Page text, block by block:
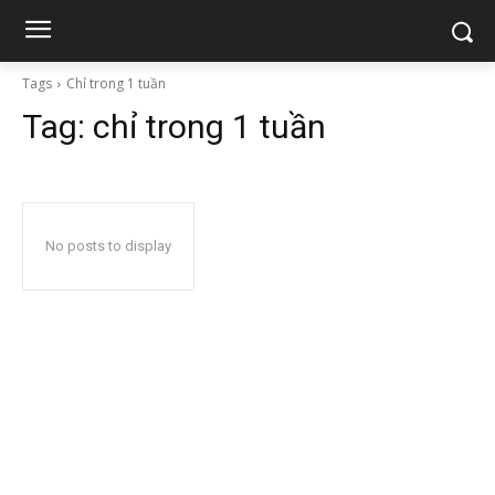
Tags Chỉ trong 1 tuần
Tag: chỉ trong 1 tuần
No posts to display